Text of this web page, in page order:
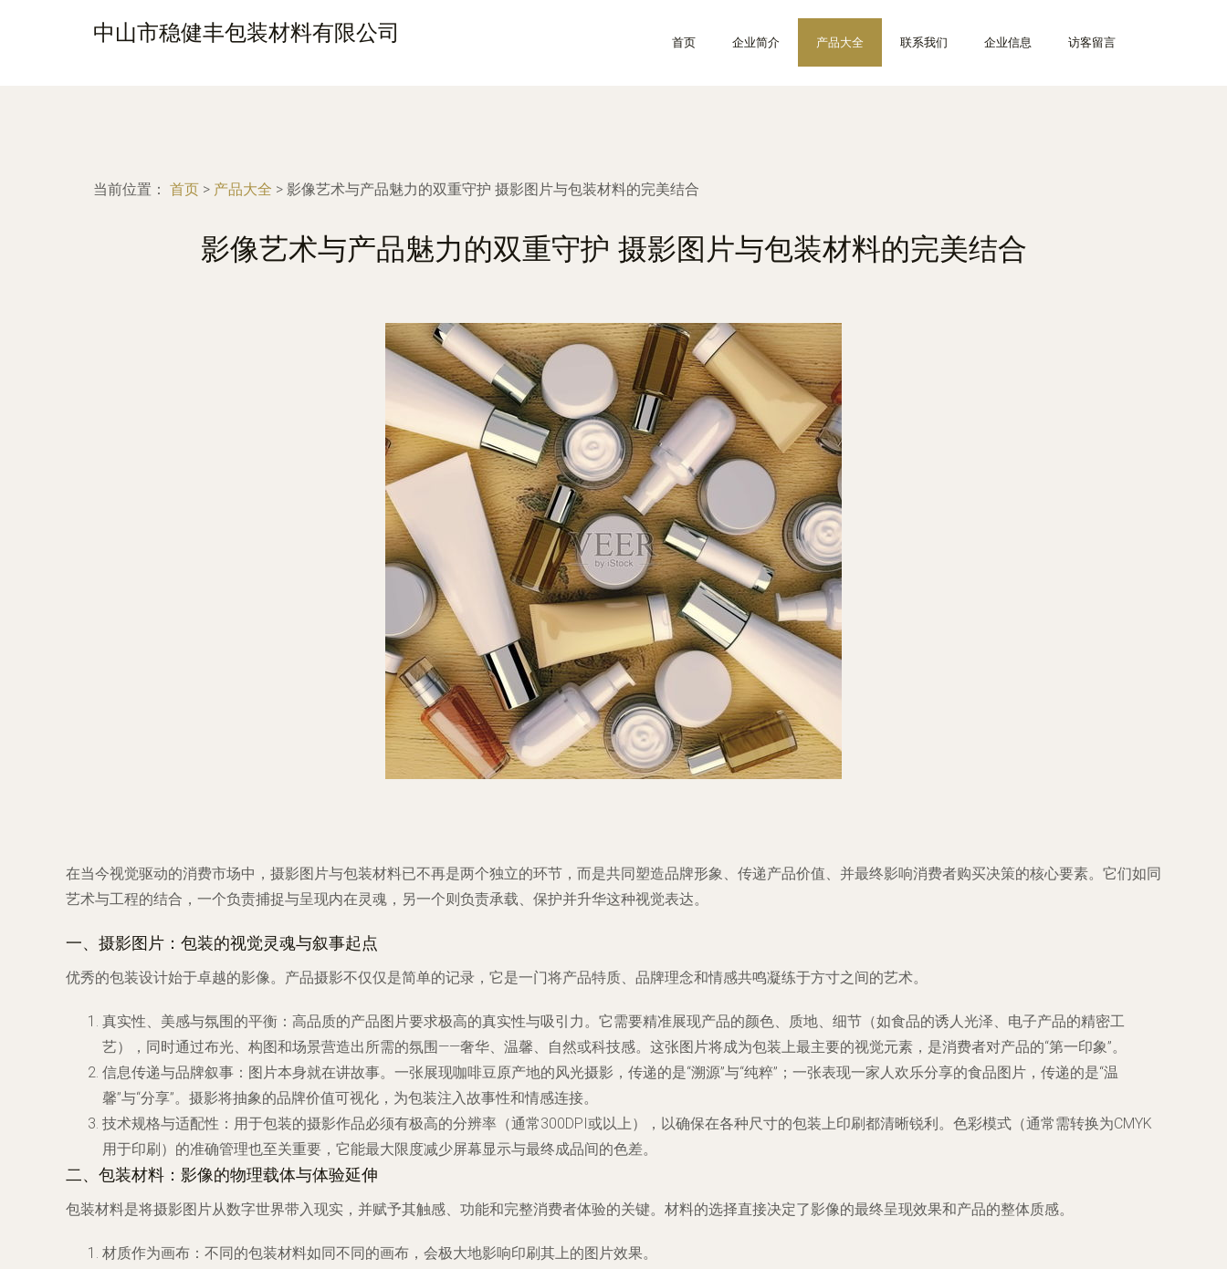
中山市稳健丰包装材料有限公司 首页 企业简介 产品大全 联系我们 企业信息 访客留言
当前位置： 首页 > 产品大全 > 影像艺术与产品魅力的双重守护 摄影图片与包装材料的完美结合
影像艺术与产品魅力的双重守护 摄影图片与包装材料的完美结合
在当今视觉驱动的消费市场中，摄影图片与包装材料已不再是两个独立的环节，而是共同塑造品牌形象、传递产品价值、并最终影响消费者购买决策的核心要素。它们如同
艺术与工程的结合，一个负责捕捉与呈现内在灵魂，另一个则负责承载、保护并升华这种视觉表达。
一、摄影图片：包装的视觉灵魂与叙事起点
优秀的包装设计始于卓越的影像。产品摄影不仅仅是简单的记录，它是一门将产品特质、品牌理念和情感共鸣凝练于方寸之间的艺术。
真实性、美感与氛围的平衡 ：高品质的产品图片要求极高的真实性与吸引力。它需要精准展现产品的颜色、质地、细节（如食品的诱人光泽、电子产品的精密工
艺），同时通过布光、构图和场景营造出所需的氛围——奢华、温馨、自然或科技感。这张图片将成为包装上最主要的视觉元素，是消费者对产品的“第一印象”。
信息传递与品牌叙事 ：图片本身就在讲故事。一张展现咖啡豆原产地的风光摄影，传递的是“溯源”与“纯粹”；一张表现一家人欢乐分享的食品图片，传递的是“温
馨”与“分享”。摄影将抽象的品牌价值可视化，为包装注入故事性和情感连接。
技术规格与适配性 ：用于包装的摄影作品必须有极高的分辨率（通常300DPI或以上），以确保在各种尺寸的包装上印刷都清晰锐利。色彩模式（通常需转换为CMYK
用于印刷）的准确管理也至关重要，它能最大限度减少屏幕显示与最终成品间的色差。
二、包装材料：影像的物理载体与体验延伸
包装材料是将摄影图片从数字世界带入现实，并赋予其触感、功能和完整消费者体验的关键。材料的选择直接决定了影像的最终呈现效果和产品的整体质感。
材质作为画布 ：不同的包装材料如同不同的画布，会极大地影响印刷其上的图片效果。